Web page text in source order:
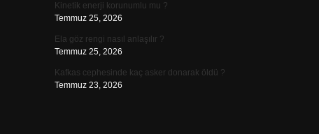
Kinetik enerji korunumlu mu ?
Temmuz 25, 2026
Ela göz rengi nasıl anlaşılır ?
Temmuz 25, 2026
Kafkas cephesinde kaç asker donarak öldü ?
Temmuz 23, 2026